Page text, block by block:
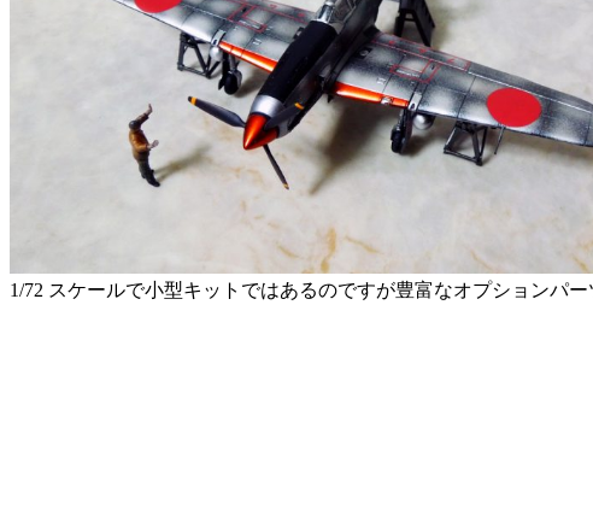
1/72 スケールで小型キットではあるのですが豊富なオプションパ